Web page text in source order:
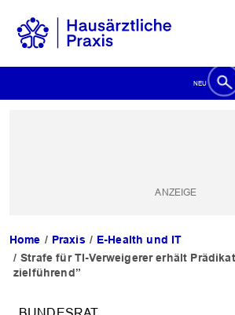
Home Praxis
E-Health und IT
Strafe für TI-Verweigerer erhält
zielführend”